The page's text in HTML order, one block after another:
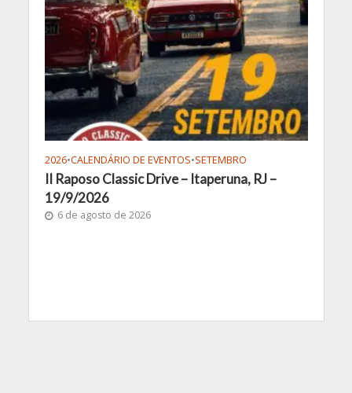
2026•CALENDÁRIO DE EVENTOS•SETEMBRO
II Raposo Classic Drive – Itaperuna, RJ –
19/9/2026
6 de agosto de 2026